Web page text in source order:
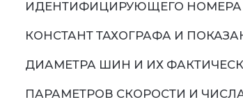
ИДЕНТИФИЦИРУЮЩЕГО НОМЕРА
КОНСТАНТ ТАХОГРАФА И
ДИАМЕТРА ШИН И ИХ
ПАРАМЕТРОВ СКОРОСТИ И